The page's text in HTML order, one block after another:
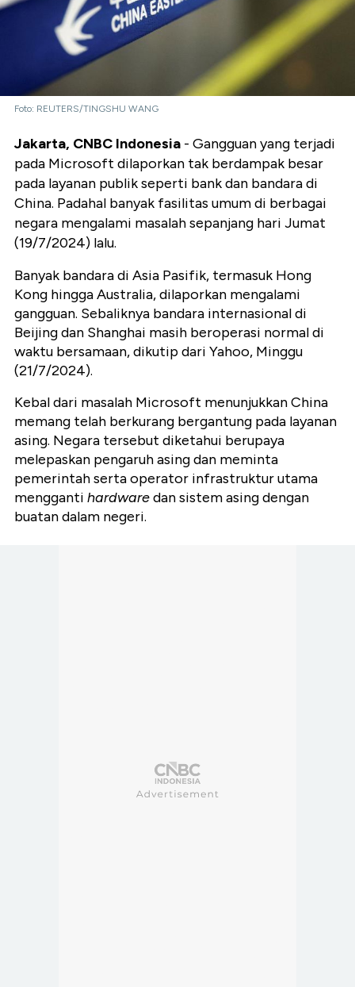
Foto: REUTERS/TINGSHU WANG
Jakarta, CNBC Indonesia - Gangguan yang terjadi
pada Microsoft dilaporkan tak berdampak besar
pada layanan publik seperti bank dan bandara di
China. Padahal banyak fasilitas umum di berbagai
negara mengalami masalah sepanjang hari Jumat
(19/7/2024) lalu.
Banyak bandara di Asia Pasifik, termasuk Hong
Kong hingga Australia, dilaporkan mengalami
gangguan. Sebaliknya bandara internasional di
Beijing dan Shanghai masih beroperasi normal di
waktu bersamaan, dikutip dari Yahoo, Minggu
(21/7/2024).
Kebal dari masalah Microsoft menunjukkan China
memang telah berkurang bergantung pada layanan
asing. Negara tersebut diketahui berupaya
melepaskan pengaruh asing dan meminta
pemerintah serta operator infrastruktur utama
mengganti hardwaredan sistem asing dengan
buatan dalam negeri.